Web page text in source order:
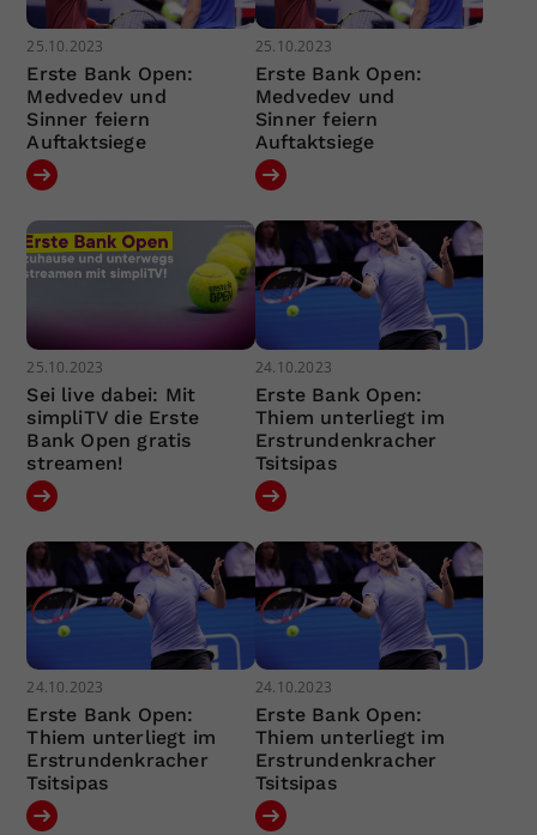
25.10.2023
Erste Bank Open:
Medvedev und
Sinner feiern
Auftaktsiege
25.10.2023
Erste Bank Open:
Medvedev und
Sinner feiern
Auftaktsiege
25.10.2023
Sei live dabei: Mit
simpliTV die Erste
Bank Open gratis
streamen!
24.10.2023
Erste Bank Open:
Thiem unterliegt im
Erstrundenkracher
Tsitsipas
24.10.2023
Erste Bank Open:
Thiem unterliegt im
Erstrundenkracher
Tsitsipas
24.10.2023
Erste Bank Open:
Thiem unterliegt im
Erstrundenkracher
Tsitsipas